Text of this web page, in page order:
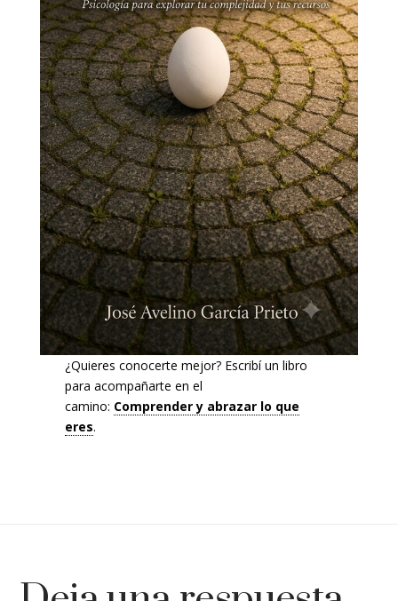
¿Quieres conocerte mejor? Escribí un libro
para acompañarte en el
camino: Comprender y abrazar lo que
eres.